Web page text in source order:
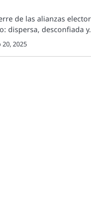
de las alianzas
dispersa, desconfiada
20, 2025